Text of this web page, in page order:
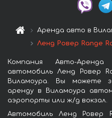
Аренда авто в
Ленд Ровер Range
Компания Авто-
автомобиль Ленд Ровер
Виламоура. Вы можете
аренду в Виламоура
аэропорты или ж/д вокзал.
Автомобиль Ленд Ровер